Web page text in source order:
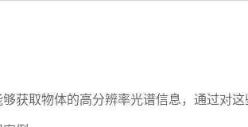
获取物体的高分辨率光谱信息，通过对